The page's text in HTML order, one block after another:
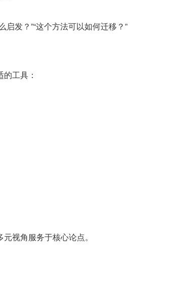
发？”“这个方法可以如何迁移？”
工具：
视角服务于核心论点。